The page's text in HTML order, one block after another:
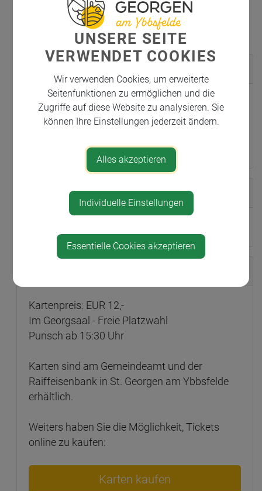
denken muss. Humor und Prosecco sind ihr
Geheimnis zum Gelingen eines friedlichen Festes –
UND VIEL LAMETTA!
Georgsaal
Am Kirchenberg 2
Veranstalter
Kartenpreis: EUR 12,-
Im Georgsaal - Freie Platzwahl
Punsch ab 15:30 Uhr
Karten sind am Gemeindeamt und der
Raiffeisenbank in St. Georgen am Ybbsfelde
erhältlich.
Weiters haben Sie die Möglichkeit, Tickets
online zu kaufen:
Karten kaufen
UNSERE SEITE
VERWENDET COOKIES
Wir verwenden Cookies, um erweiterte
Seitenfunktionen zu ermöglichen und die
Zugriffe auf diese Website zu analysieren. Sie
können Ihre Einstellungen jederzeit ändern.
Alles akzeptieren
Individuelle Einstellungen
Essentielle Cookies akzeptieren